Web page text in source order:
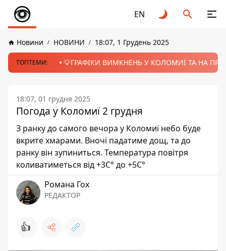
EN
Новини НОВИНИ 18:07, 1 Грудень 2025
ТОПТЕМИ: 💡ГРАФІКИ ВИМКНЕНЬ У КОЛОМИЇ ТА НА
18:07, 01 грудня 2025
Погода у Коломиї 2 грудня
З ранку до самого вечора у Коломиї небо буде
вкрите хмарами. Вночі падатиме дощ, та до
ранку він зупиниться. Температура повітря
коливатиметься від +3С° до +5С°
Романа Гох
РЕДАКТОР
👍